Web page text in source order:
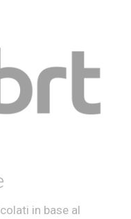
in base al